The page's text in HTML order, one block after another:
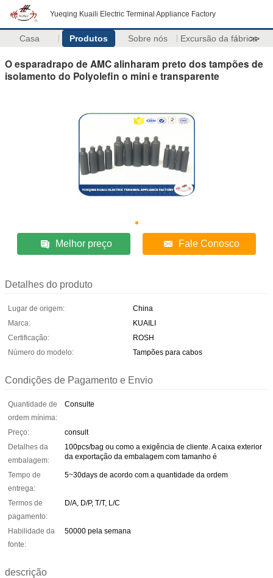
Yueqing Kuaili Electric Terminal Appliance Factory
Casa Produtos Sobre nós Excursão da fábrica
>>
O esparadrapo de AMC alinharam preto dos tampões de
isolamento do Polyolefin o mini e transparente
Melhor preço Fale Conosco
Detalhes do produto
Lugar de origem:
China
Marca:
KUAILI
Certificação:
ROSH
Número do modelo:
Tampões para cabos
Condições de Pagamento e Envio
Quantidade de
ordem mínima:
Consulte
Preço:
consult
Detalhes da
embalagem:
100pcs/bag ou como a exigência de cliente. A caixa exterior
da exportação da embalagem com tamanho é
Tempo de
entrega:
5~30days de acordo com a quantidade da ordem
Termos de
pagamento:
D/A, D/P, T/T, L/C
Habilidade da
fonte:
50000 pela semana
descrição